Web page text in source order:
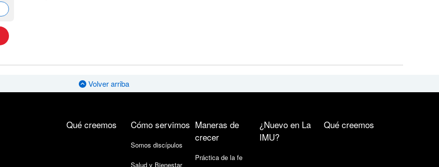
Volver arriba
Qué creemos Cómo servimos
Somos discípulos
Salud y Bienestar
Maneras de
crecer
Práctica de la fe
¿Nuevo en La
IMU?
Qué creemos